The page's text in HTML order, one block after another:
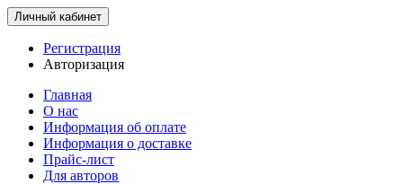
Личный кабинет
Регистрация
Авторизация
Главная
О нас
Информация об оплате
Информация о доставке
Прайс-лист
Для авторов